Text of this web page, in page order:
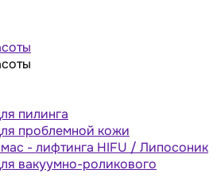
пилинга
проблемной кожи
- лифтинга HIFU / Липосоник
вакуумно-роликового